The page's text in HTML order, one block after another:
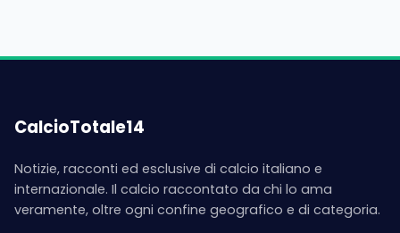
CalcioTotale14
Notizie, racconti ed esclusive di calcio italiano e
internazionale. Il calcio raccontato da chi lo ama
veramente, oltre ogni confine geografico e di categoria.